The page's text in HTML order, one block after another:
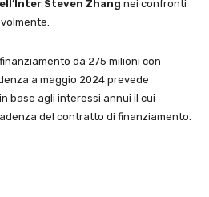
Steven Zhang nei confronti
da 275 milioni con
a maggio 2024 prevede
base agli interessi annui il cui
del contratto di finanziamento.